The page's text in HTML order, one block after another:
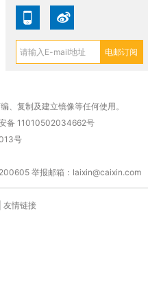
、复制及建立镜像等任何使用。
备 11010502034662号
号
举报邮箱：laixin@caixin.com
友情链接